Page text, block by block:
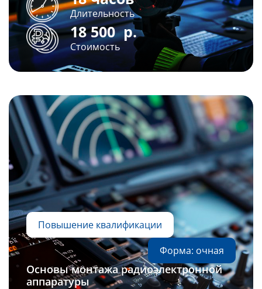
Длительность
18 500р.
Стоимость
Повышение квалификации
Форма: очная
Основы монтажа радиоэлектронной
аппаратуры